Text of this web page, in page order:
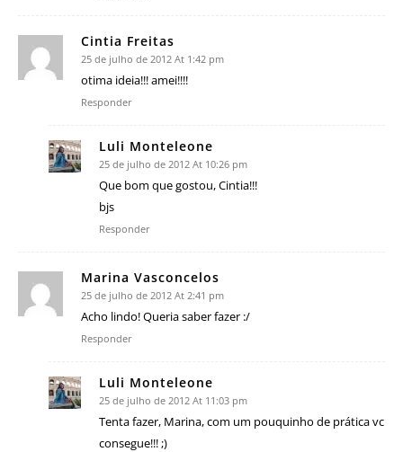
Cintia Freitas
25 de julho de 2012 At 1:42 pm
otima ideia!!! amei!!!!
Responder
Luli Monteleone
25 de julho de 2012 At 10:26 pm
Que bom que gostou, Cintia!!!
bjs
Responder
Marina Vasconcelos
25 de julho de 2012 At 2:41 pm
Acho lindo! Queria saber fazer :/
Responder
Luli Monteleone
25 de julho de 2012 At 11:03 pm
Tenta fazer, Marina, com um pouquinho de prática vc
consegue!!! ;)